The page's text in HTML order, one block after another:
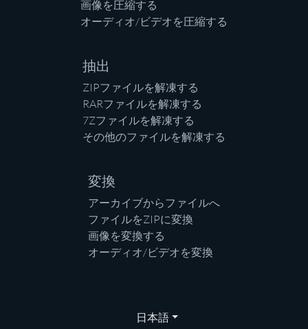
画像を圧縮する
オーディオ/ビデオを圧縮する
抽出
ZIPファイルを解凍する
RARファイルを解凍する
7Zファイルを解凍する
その他のファイルを解凍する
変換
アーカイブからファイルへ
ファイルをZIPに変換
画像を変換する
オーディオ/ビデオを変換
日本語